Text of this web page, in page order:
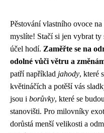
Pěstování vlastního ovoce
myslíte! Stačí si jen vybrat ty
účel hodí. Zaměřte se na
odolné vůči větru a
patří například jahody, které
květináčích a potěší vás
jsou i borůvky, které se
stanovišti. Pro milovníky
dorůstá menší velikosti a